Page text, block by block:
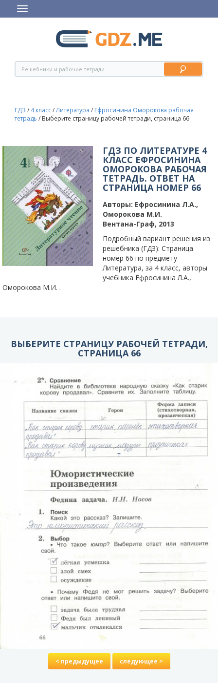
ГДЗ / 4 класс/Литература / Ефросинина Оморокова рабочая
тетрадь / Выберите страницу рабочей тетради, страница 66
ГДЗ ПО ЛИТЕРАТУРЕ 4
КЛАСС ЕФРОСИНИНА
ОМОРОКОВА РАБОЧАЯ
ТЕТРАДЬ. ОТВЕТ НА
СТРАНИЦА НОМЕР 66
Авторы: Ефросинина Л.А.,
Оморокова М.И.
Вентана-Граф, 2013
Подробный вариант решения из
решебника (ГДЗ): Страница
номер 66 по предмету
Литература, за 4 класс, авторы
учебника Ефросинина Л.А.,
Оморокова М.И. .
ВЫБЕРИТЕ СТРАНИЦУ РАБОЧЕЙ ТЕТРАДИ,
СТРАНИЦА 66
< предыдущее следующее >